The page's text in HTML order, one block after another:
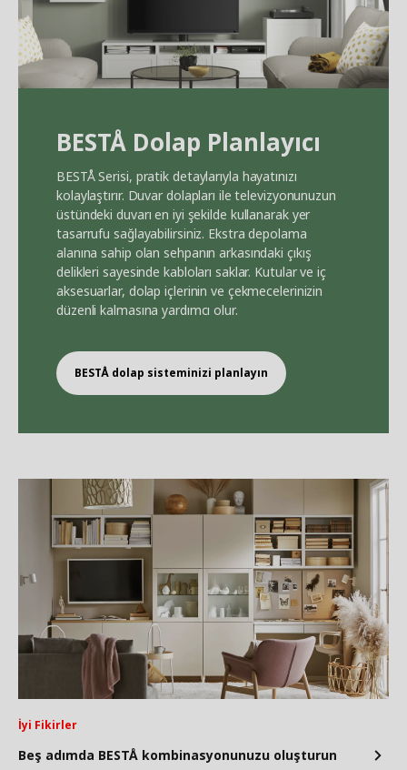
BESTÅ Dolap Planlayıcı
BESTÅSerisi, pratik detaylarıyla hayatınızı
kolaylaştırır. Duvar dolapları ile televizyonunuzun
üstündeki duvarı en iyi şekilde kullanarak yer
tasarrufu sağlayabilirsiniz. Ekstra depolama
alanına sahip olan sehpanın arkasındaki çıkış
delikleri sayesinde kabloları saklar. Kutular ve iç
aksesuarlar, dolap içlerinin ve çekmecelerinizin
düzenli kalmasına yardımcı olur.
BESTÅ dolap sisteminizi planlayın
İyi Fikirler
Beş adımda BESTÅ kombinasyonunuzu oluşturun